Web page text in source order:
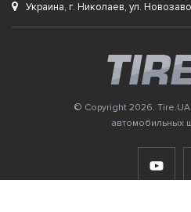
Украина, г. Николаев, ул.
© Copyright 2026.
автомобильных